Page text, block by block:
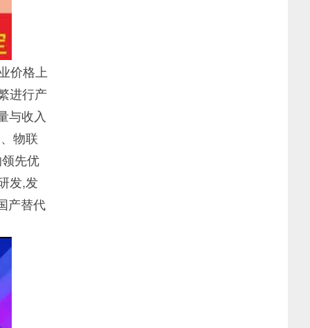
价格上
进行产
与收入
物联
先优
发,发
产替代